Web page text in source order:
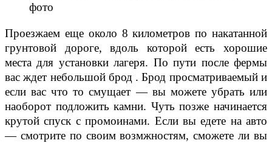
Проезжаем еще около 8 километров по накатанной
грунтовой дороге, вдоль которой есть хорошие
места для установки лагеря. По пути после фермы
вас ждет небольшой брод . Брод просматриваемый и
если вас что то смущает — вы можете убрать или
наоборот подложить камни. Чуть позже начинается
крутой спуск с промоинами. Если вы едете на авто
— смотрите по своим возмжностям, сможете ли вы